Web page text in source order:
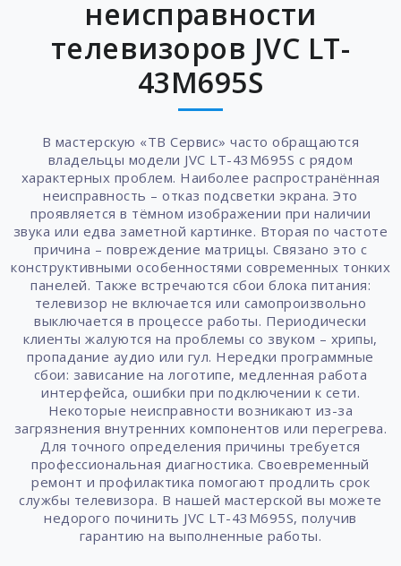
неисправности
телевизоров JVC LT-
43M695S
В мастерскую «ТВ Сервис» часто обращаются
владельцы модели JVC LT-43M695S с рядом
характерных проблем. Наиболее распространённая
неисправность – отказ подсветки экрана. Это
проявляется в тёмном изображении при наличии
звука или едва заметной картинке. Вторая по частоте
причина – повреждение матрицы. Связано это с
конструктивными особенностями современных тонких
панелей. Также встречаются сбои блока питания:
телевизор не включается или самопроизвольно
выключается в процессе работы. Периодически
клиенты жалуются на проблемы со звуком – хрипы,
пропадание аудио или гул. Нередки программные
сбои: зависание на логотипе, медленная работа
интерфейса, ошибки при подключении к сети.
Некоторые неисправности возникают из-за
загрязнения внутренних компонентов или перегрева.
Для точного определения причины требуется
профессиональная диагностика. Своевременный
ремонт и профилактика помогают продлить срок
службы телевизора. В нашей мастерской вы можете
недорого починить JVC LT-43M695S, получив
гарантию на выполненные работы.